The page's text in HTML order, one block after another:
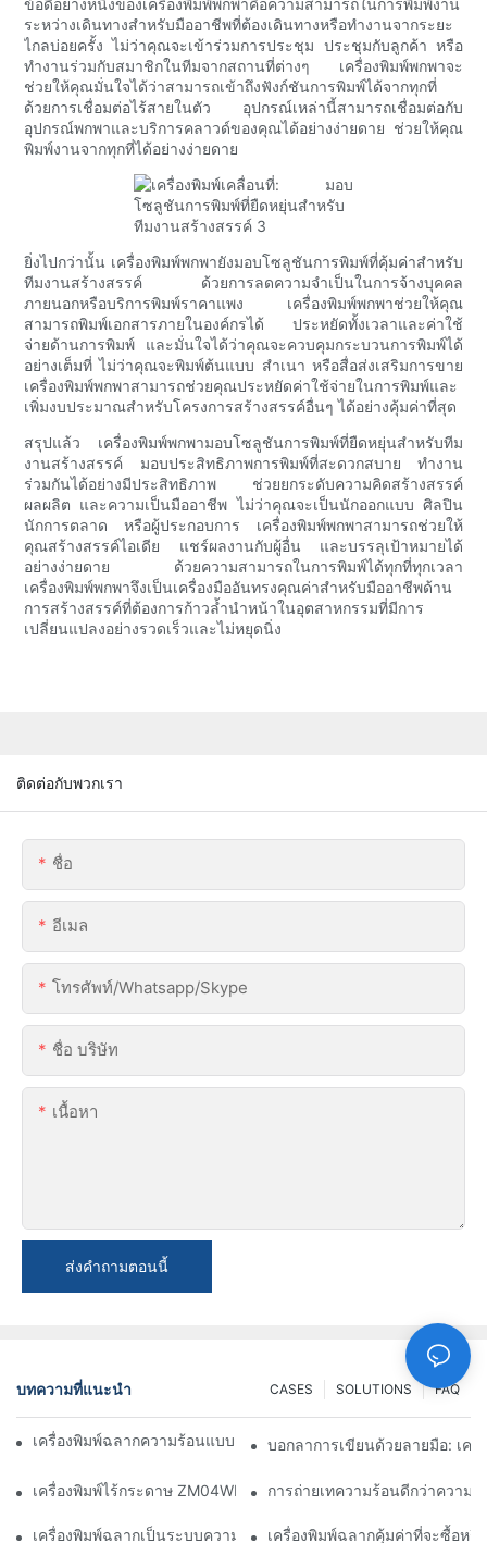
ข้อดีอย่างหนึ่งของเครื่องพิมพ์พกพาคือความสามารถในการพิมพ์งาน
ระหว่างเดินทางสำหรับมืออาชีพที่ต้องเดินทางหรือทำงานจากระยะ
ไกลบ่อยครั้ง ไม่ว่าคุณจะเข้าร่วมการประชุม ประชุมกับลูกค้า หรือ
ทำงานร่วมกับสมาชิกในทีมจากสถานที่ต่างๆ เครื่องพิมพ์พกพาจะ
ช่วยให้คุณมั่นใจได้ว่าสามารถเข้าถึงฟังก์ชันการพิมพ์ได้จากทุกที่
ด้วยการเชื่อมต่อไร้สายในตัว อุปกรณ์เหล่านี้สามารถเชื่อมต่อกับ
อุปกรณ์พกพาและบริการคลาวด์ของคุณได้อย่างง่ายดาย ช่วยให้คุณ
พิมพ์งานจากทุกที่ได้อย่างง่ายดาย
ยิ่งไปกว่านั้น เครื่องพิมพ์พกพายังมอบโซลูชันการพิมพ์ที่คุ้มค่าสำหรับ
ทีมงานสร้างสรรค์ ด้วยการลดความจำเป็นในการจ้างบุคคล
ภายนอกหรือบริการพิมพ์ราคาแพง เครื่องพิมพ์พกพาช่วยให้คุณ
สามารถพิมพ์เอกสารภายในองค์กรได้ ประหยัดทั้งเวลาและค่าใช้
จ่ายด้านการพิมพ์ และมั่นใจได้ว่าคุณจะควบคุมกระบวนการพิมพ์ได้
อย่างเต็มที่ ไม่ว่าคุณจะพิมพ์ต้นแบบ สำเนา หรือสื่อส่งเสริมการขาย
เครื่องพิมพ์พกพาสามารถช่วยคุณประหยัดค่าใช้จ่ายในการพิมพ์และ
เพิ่มงบประมาณสำหรับโครงการสร้างสรรค์อื่นๆ ได้อย่างคุ้มค่าที่สุด
สรุปแล้ว เครื่องพิมพ์พกพามอบโซลูชันการพิมพ์ที่ยืดหยุ่นสำหรับทีม
งานสร้างสรรค์ มอบประสิทธิภาพการพิมพ์ที่สะดวกสบาย ทำงาน
ร่วมกันได้อย่างมีประสิทธิภาพ ช่วยยกระดับความคิดสร้างสรรค์
ผลผลิต และความเป็นมืออาชีพ ไม่ว่าคุณจะเป็นนักออกแบบ ศิลปิน
นักการตลาด หรือผู้ประกอบการ เครื่องพิมพ์พกพาสามารถช่วยให้
คุณสร้างสรรค์ไอเดีย แชร์ผลงานกับผู้อื่น และบรรลุเป้าหมายได้
อย่างง่ายดาย ด้วยความสามารถในการพิมพ์ได้ทุกที่ทุกเวลา
เครื่องพิมพ์พกพาจึงเป็นเครื่องมืออันทรงคุณค่าสำหรับมืออาชีพด้าน
การสร้างสรรค์ที่ต้องการก้าวล้ำนำหน้าในอุตสาหกรรมที่มีการ
เปลี่ยนแปลงอย่างรวดเร็วและไม่หยุดนิ่ง
ติดต่อกับพวกเรา
ชื่อ
อีเมล
โทรศัพท์/whatsapp/skype
ชื่อ บริษัท
เนื้อหา
ส่งคำถามตอนนี้
บทความที่แนะนำ FAQ
SOLUTIONS
CASES
เครื่องพิมพ์ฉลากความร้อนแบบเดสก์ท็อปมีหน่วยความจำหรือไม่?
บอกลาการเขียนด้วยลายมือ: เค
เครื่องพิมพ์ไร้กระดาษ ZM04WD สำหรับการจัดส่งอาหาร: อัจฉริยะแ
การถ่ายเทความร้อนดีกว่าความ
เครื่องพิมพ์ฉลากเป็นระบบความร้อนหรือไม่?เครื่องพิมพ์ฉลากคุ้มค่าที่จะซื้อหรื